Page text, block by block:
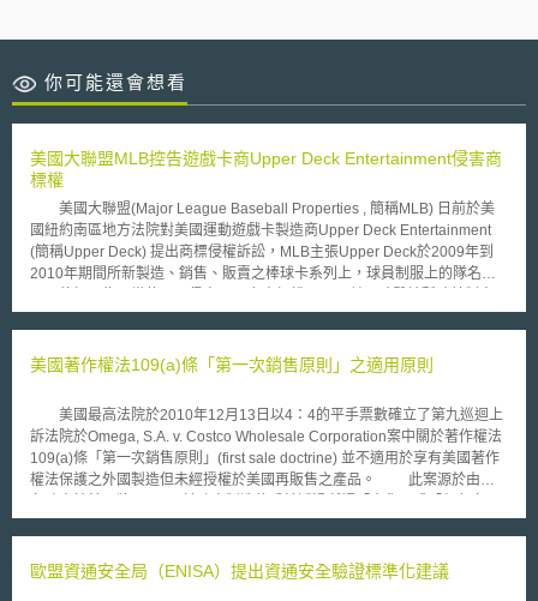
你可能還會想看
美國大聯盟MLB控告遊戲卡商Upper Deck Entertainment侵害商
標權
美國大聯盟(Major League Baseball Properties , 簡稱MLB) 日前於美
國紐約南區地方法院對美國運動遊戲卡製造商Upper Deck Entertainment
(簡稱Upper Deck) 提出商標侵權訴訟，MLB主張Upper Deck於2009年到
2010年期間所新製造、銷售、販賣之棒球卡系列上，球員制服上的隊名
(preliminary injunction)，禁止Upper Deck之經銷商銷售、販賣相關系列商
授權合約，約定Topps為MLB唯一合法授權之美國大聯盟系列之棒球用品製
止。故Upper Deck 2009-2010年之最新棒球卡上已未標示MLB之商標，而
僅以職業棒球球員穿著該隊制服及棒球帽之肖像，甚至在稱呼球隊名稱時也
刻意省略隊名，僅以地名代替，如波士頓紅襪隊(Boston Sox)僅簡稱波士頓
(Boston)；然而，此舉仍被MLB認為係不當使用MLB商標而提起商標侵權訴
訟。Upper Deck稍早僅向經銷商表示，其所製造及販賣之商品並無侵害
Inc.所製造、銷售的運動卡未經MLB商標授權為理由，向紐約法院聲請暫時
聲請，雖然MLB當時有上訴至第二循廻法院，卻因嗣後與Pacific和解而撤回
美國著作權法109(a)條「第一次銷售原則」之適用原則
美國最高法院於2010年12月13日以4：4的平手票數確立了第九巡迴上
訴法院於Omega, S.A. v. Costco Wholesale Corporation案中關於著作權法
109(a)條「第一次銷售原則」(first sale doctrine) 並不適用於享有美國著作
權法保護之外國製造但未經授權於美國再販售之產品。 此案源於由知
場」的途徑輾轉由一家名為ENE Limited的紐約公司所購得，而Costco自該
雖對於該手錶於外國的初次販售給予授權，但並未授權該商品爾後輸入美國
歐盟資通安全局（ENISA）提出資通安全驗證標準化建議